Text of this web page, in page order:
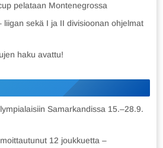
pelataan Montenegrossa
liigan sekä I ja II divisioonan ohjelmat
haku avattu!
Samarkandissa 15.–28.9.
12 joukkuetta –